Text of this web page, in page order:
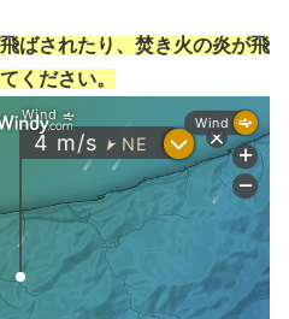
ばされたり、焚き火の炎が飛
ください。